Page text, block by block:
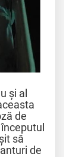
și al
de
să
de